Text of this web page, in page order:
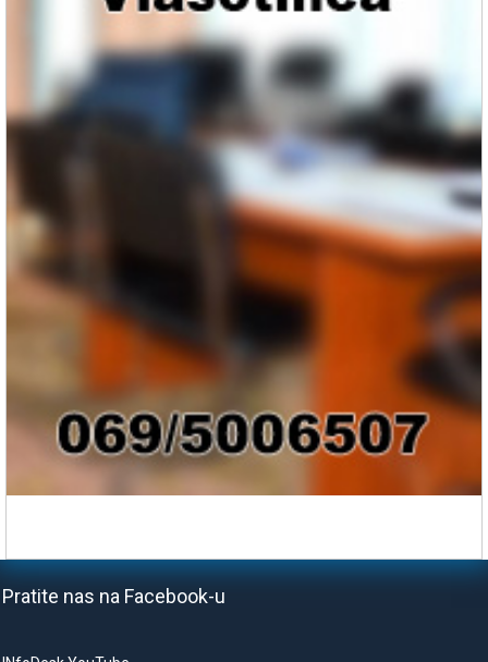
Pratite nas na Facebook-u